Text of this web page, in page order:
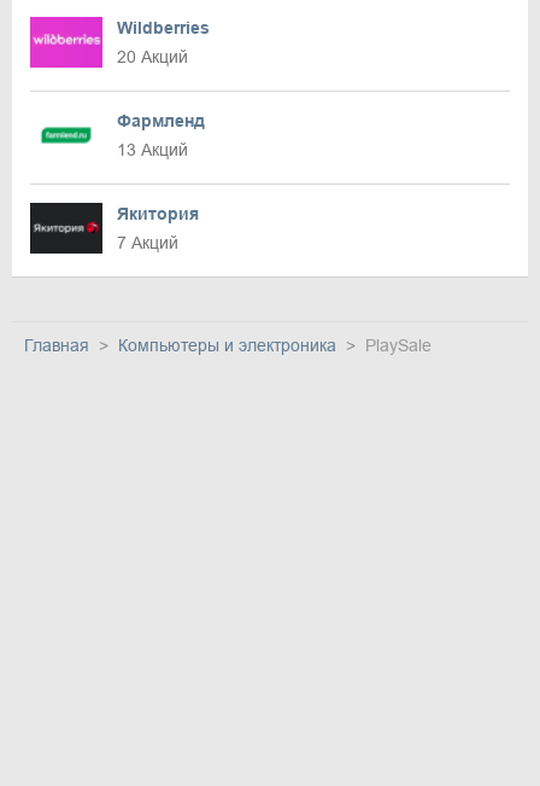
Wildberries
20 Акций
Фармленд
13 Акций
Якитория
7 Акций
Главная Компьютеры и электроника PlaySale